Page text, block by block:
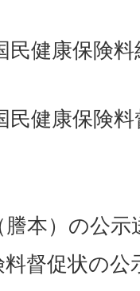
健康保険料
健康保険料
本）の公示
督促状の公